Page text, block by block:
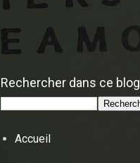
Rechercher dans ce blog
Accueil